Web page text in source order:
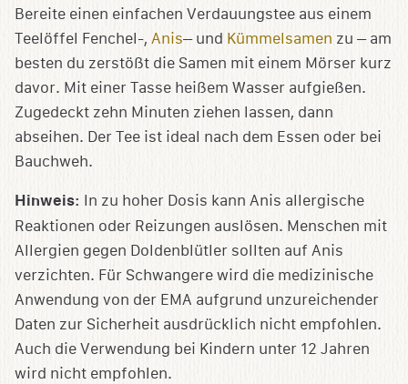
Bereite einen einfachen Verdauungstee aus einem
Teelöffel Fenchel-, Anis– und Kümmelsamen zu – am
besten du zerstößt die Samen mit einem Mörser kurz
davor. Mit einer Tasse heißem Wasser aufgießen.
Zugedeckt zehn Minuten ziehen lassen, dann
abseihen. Der Tee ist ideal nach dem Essen oder bei
Bauchweh.
Hinweis:
In zu hoher Dosis kann Anis allergische
Reaktionen oder Reizungen auslösen. Menschen mit
Allergien gegen Doldenblütler sollten auf Anis
verzichten. Für Schwangere wird die medizinische
Anwendung von der EMA aufgrund unzureichender
Daten zur Sicherheit ausdrücklich nicht empfohlen.
Auch die Verwendung bei Kindern unter 12 Jahren
wird nicht empfohlen.